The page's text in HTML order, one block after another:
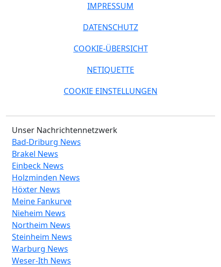
IMPRESSUM
DATENSCHUTZ
COOKIE-ÜBERSICHT
NETIQUETTE
COOKIE EINSTELLUNGEN
Unser Nachrichtennetzwerk
Bad-Driburg News
Brakel News
Einbeck News
Holzminden News
Höxter News
Meine Fankurve
Nieheim News
Northeim News
Steinheim News
Warburg News
Weser-Ith News